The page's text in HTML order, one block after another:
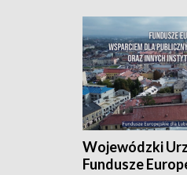
Wojewódzki
Fundusze